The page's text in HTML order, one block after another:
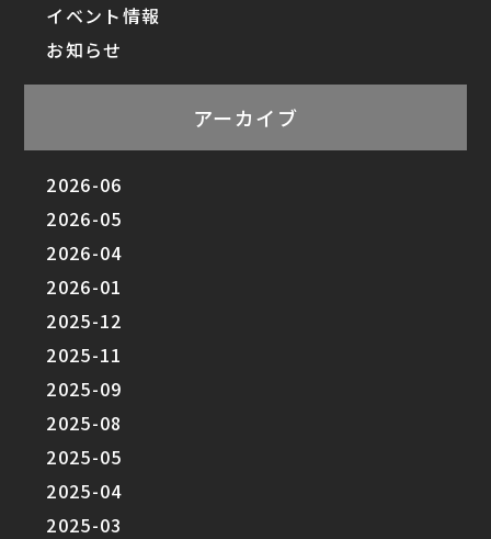
イベント情報
お知らせ
アーカイブ
2026-06
2026-05
2026-04
2026-01
2025-12
2025-11
2025-09
2025-08
2025-05
2025-04
2025-03